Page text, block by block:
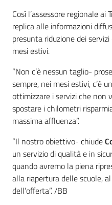
Così l’assessore regionale ai
replica alle informazioni
presunta riduzione dei
mesi estivi.
“Non c’è nessun taglio-
sempre, nei mesi estivi, c’è
ottimizzare i servizi che non
spostare i chilometri
massima affluenza”.
“Il nostro obiettivo- chiude
un servizio di qualità e in
quando avremo la piena
alla riapertura delle scuole,
dell’offerta”. /BB